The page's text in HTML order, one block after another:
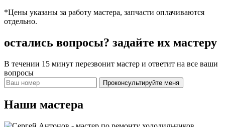
*Цены указаны за работу мастера, запчасти оплачиваются
отдельно.
остались вопросы? задайте их мастеру
В течении 15 минут перезвонит мастер и ответит на все ваши
вопросы
Проконсультируйте меня
Наши мастера